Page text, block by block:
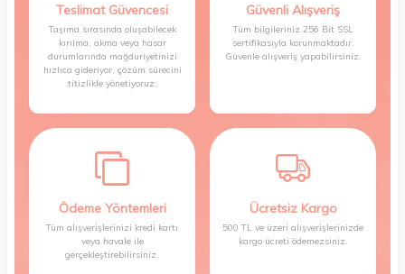
Teslimat Güvencesi
Taşıma sırasında oluşabilecek
kırılma, akma veya hasar
durumlarında mağduriyetinizi
hızlıca gideriyor, çözüm sürecini
titizlikle yönetiyoruz.
Güvenli Alışveriş
Tüm bilgileriniz 256 Bit SSL
sertifikasıyla korunmaktadır.
Güvenle alışveriş yapabilirsiniz.
Ödeme Yöntemleri
Tüm alışverişlerinizi kredi kartı
veya havale ile
gerçekleştirebilirsiniz.
Ücretsiz Kargo
500 TL ve üzeri alışverişlerinizde
kargo ücreti ödemezsiniz.